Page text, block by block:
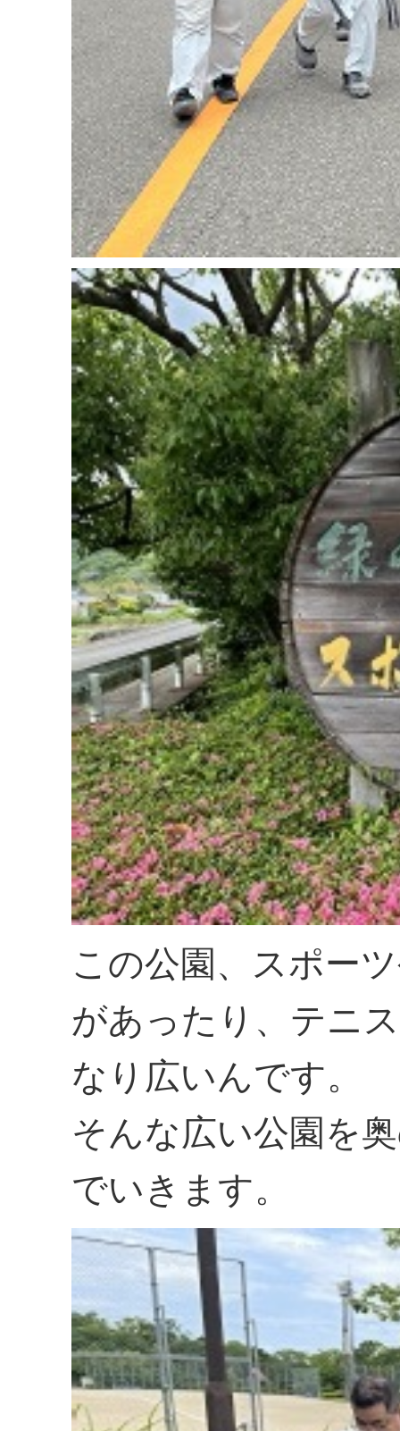
この公園、スポー
があったり、テニ
なり広いんです。
そんな広い公園を
でいきます。